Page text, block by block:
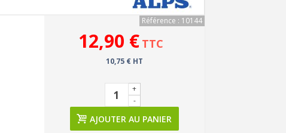
Référence : 10144
12,90 € TTC
10,75 € HT
-
+
AJOUTER AU PANIER